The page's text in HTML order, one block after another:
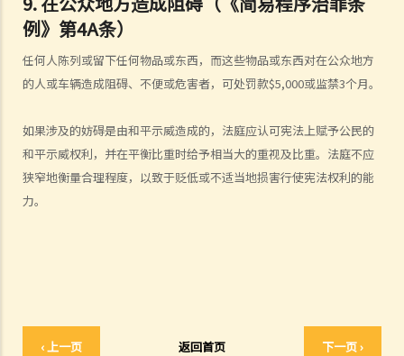
例》第4A条）
任何人陈列或留下任何物品或东西，而这些物品或东西对在公众地方
的人或车辆造成阻碍、不便或危害者，可处罚款$5,000或监禁3个月。
如果涉及的妨碍是由和平示威造成的，法庭应认可宪法上赋予公民的
和平示威权利，并在平衡比重时给予相当大的重视及比重。法庭不应
狭窄地衡量合理程度，以致于贬低或不适当地损害行使宪法权利的能
力。
‹ 上一页 返回首页 下一页 ›
1. 公众集会的通知
2. 公众游行的通知
3. 警务处处长禁止或反对举行已作出通知的公众集会或游行的权力
4. 施加条件的权力
6. 警务处处长在控制公众聚集上的一般权力
7. 警方在聚会、示威及集会中的权力
反对的通知？